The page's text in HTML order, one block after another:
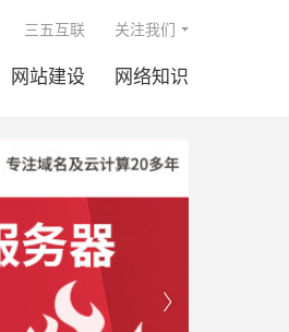
网站建设 网络知识
三五互联 关注我们
